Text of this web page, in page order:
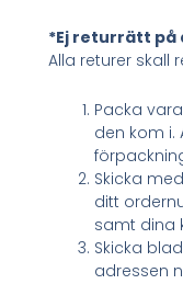
*Ej returrätt
Alla returer skall
Packa
den kom i.
Skicka
ditt
samt dina
Skicka
adressen